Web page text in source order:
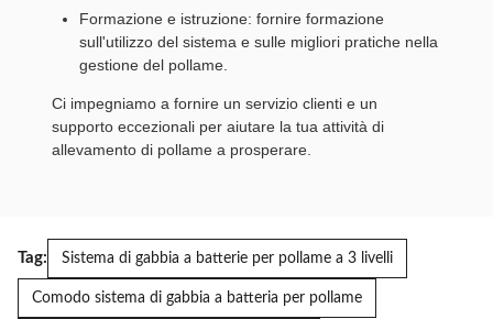
Formazione e istruzione: fornire formazione
sull'utilizzo del sistema e sulle migliori pratiche nella
gestione del pollame.
Ci impegniamo a fornire un servizio clienti e un
supporto eccezionali per aiutare la tua attività di
allevamento di pollame a prosperare.
Tag: Sistema di gabbia a batterie per pollame a 3 livelli
Comodo sistema di gabbia a batteria per pollame